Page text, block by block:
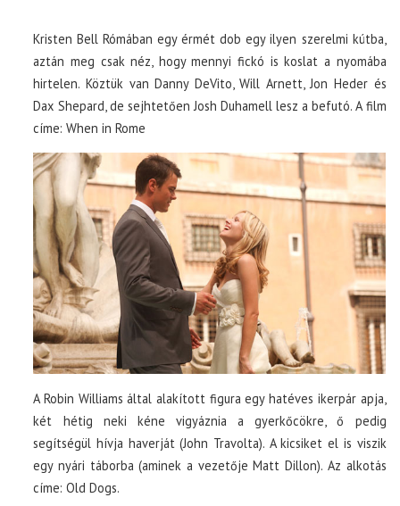
Kristen Bell Rómában egy érmét dob egy ilyen szerelmi kútba,
aztán meg csak néz, hogy mennyi fickó is koslat a nyomába
hirtelen. Köztük van Danny DeVito, Will Arnett, Jon Heder és
Dax Shepard, de sejhtetően Josh Duhamell lesz a befutó. A film
címe: When in Rome
A Robin Williams által alakított figura egy hatéves ikerpár apja,
két hétig neki kéne vigyáznia a gyerkőcökre, ő pedig
segítségül hívja haverját (John Travolta). A kicsiket el is viszik
egy nyári táborba (aminek a vezetője Matt Dillon). Az alkotás
címe: Old Dogs.